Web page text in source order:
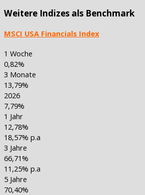
Weitere Indizes als Benchmark
MSCI USA Financials Index
1 Woche
0,82%
3 Monate
13,79%
2026
7,79%
1 Jahr
12,78%
18,57% p.a
3 Jahre
66,71%
11,25% p.a
5 Jahre
70,40%